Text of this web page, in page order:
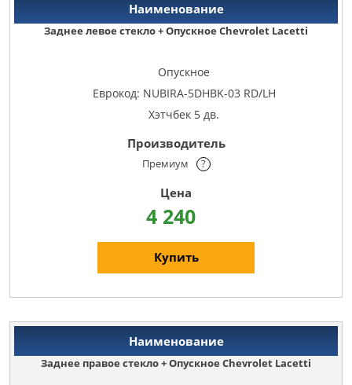
Заднее левое стекло + Опускное Chevrolet Lacetti
Опускное
Еврокод: NUBIRA-5DHBK-03 RD/LH
Хэтчбек 5 дв.
Премиум ?
4 240
Купить
Заднее правое стекло + Опускное Chevrolet Lacetti